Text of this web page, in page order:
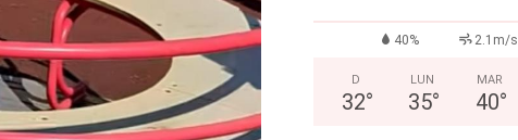
40% 2.1m/s
D
32°
LUN
35°
MAR
40°